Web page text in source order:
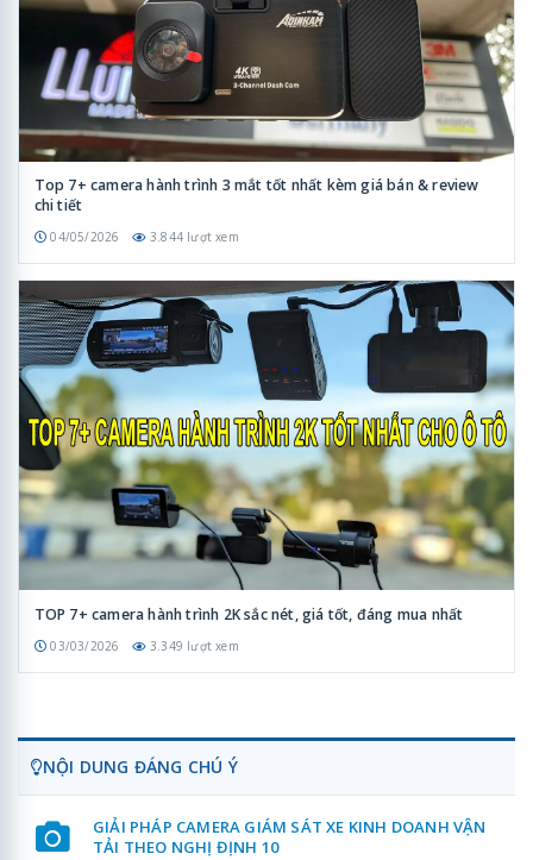
Top 7+ camera hành trình 3 mắt tốt nhất kèm giá bán & review
chi tiết
04/05/2026 3.844 lượt xem
TOP 7+ camera hành trình 2K sắc nét, giá tốt, đáng mua nhất
03/03/2026 3.349 lượt xem
NỘI DUNG ĐÁNG CHÚ Ý
GIẢI PHÁP CAMERA GIÁM SÁT XE KINH DOANH VẬN
TẢI THEO NGHỊ ĐỊNH 10